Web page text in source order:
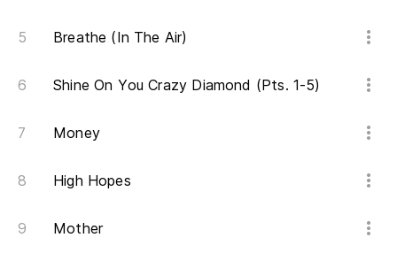
Breathe (In The Air)
Shine On You Crazy Diamond (Pts. 1-5)
Money
High Hopes
Mother